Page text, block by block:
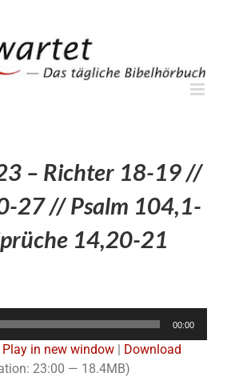
– Richter 18-19 //
27 // Psalm 104,1-
14,20-21
Audio-
00:00
Play in new window|
Download
23:00 — 18.4MB)